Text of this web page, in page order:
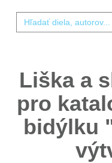
Liška a
pro
bidýlku